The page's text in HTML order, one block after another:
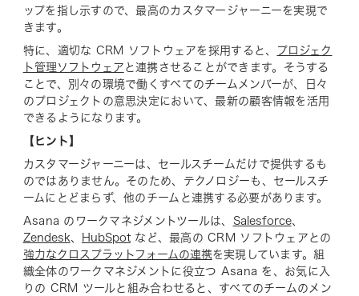
ップを指し示すので、最高のカスタマージャーニーを実現で
きます。
特に、適切な CRM ソフトウェアを採用すると、
プロジェク
ト管理ソフトウェア と連携させることができます。そうする
ことで、別々の環境で働くすべてのチームメンバーが、日々
のプロジェクトの意思決定において、最新の顧客情報を活用
できるようになります。
【ヒント】
カスタマージャーニーは、セールスチームだけで提供するも
のではありません。そのため、テクノロジーも、セールスチ
ームにとどまらず、他のチームと連携する必要があります。
Asana のワークマネジメントツールは、 Salesforce、
Zendesk、 HubSpotなど、最高の CRM ソフトウェアとの
強力なクロスプラットフォームの連携を実現しています。組
織全体のワークマネジメントに役立つ Asana を、お気に入
りの CRM ツールと組み合わせると、すべてのチームのメン